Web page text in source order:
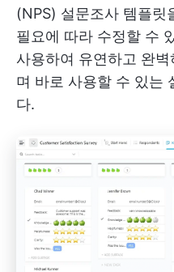
(NPS) 설문조사 템플릿
필요에 따라 수정할 수
사용하여 유연하고 완
며 바로 사용할 수 있는
다.